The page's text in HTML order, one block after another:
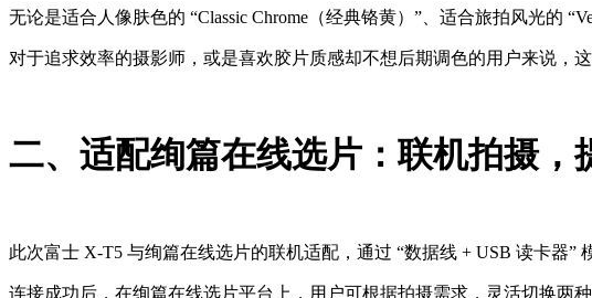
无论是适合人像肤色的 “Classic Chrome（经典铬黄）”、适合旅拍风光的
对于追求效率的摄影师，或是喜欢胶片质感却不想后期调色的用户来说，
二、适配绚篇在线选片：联机拍摄，
此次富士 X-T5 与绚篇在线选片的联机适配，通过 “数据线 + USB 读卡器
连接成功后，在绚篇在线选片平台上，用户可根据拍摄需求，灵活切换两